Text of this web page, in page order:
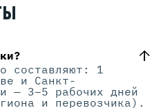
составляют: 1
и Санкт-
— 3–5 рабочих дней
и перевозчика).